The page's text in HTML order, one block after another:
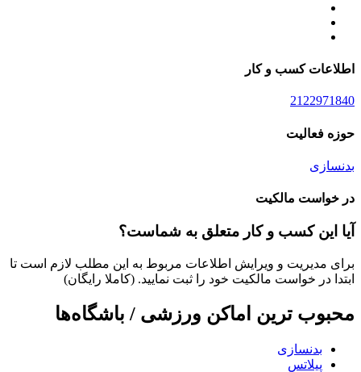
اطلاعات کسب و کار
2122971840
حوزه فعالیت
بدنسازی
در خواست مالکیت
آیا این کسب و کار متعلق به شماست؟
برای مدیریت و ویرایش اطلاعات مربوط به این مطلب لازم است تا
ابتدا در خواست مالکیت خود را ثبت نمایید. (کاملا رایگان)
محبوب ترین اماکن ورزشی / باشگاه‌ها
بدنسازی
پیلاتس